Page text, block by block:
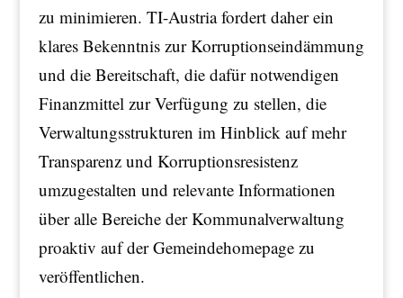
zu minimieren. TI-Austria fordert daher ein
klares Bekenntnis zur Korruptionseindämmung
und die Bereitschaft, die dafür notwendigen
Finanzmittel zur Verfügung zu stellen, die
Verwaltungsstrukturen im Hinblick auf mehr
Transparenz und Korruptionsresistenz
umzugestalten und relevante Informationen
über alle Bereiche der Kommunalverwaltung
proaktiv auf der Gemeindehomepage zu
veröffentlichen.